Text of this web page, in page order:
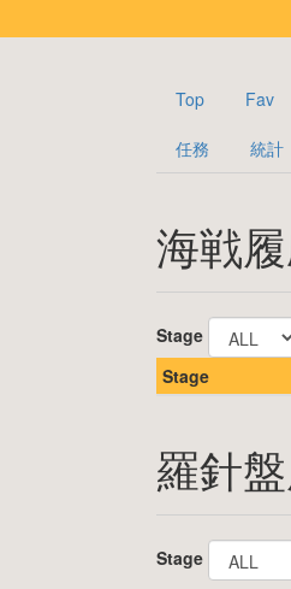
Top Fav
任務 統計
海戦
Stage
Stage
羅針
Stage